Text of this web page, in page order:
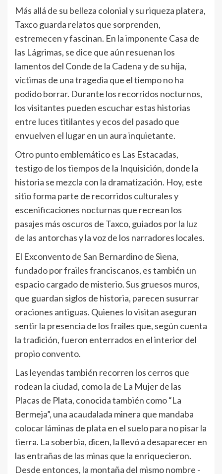
Más allá de su belleza colonial y su riqueza platera,
Taxco guarda relatos que sorprenden,
estremecen y fascinan. En la imponente Casa de
las Lágrimas, se dice que aún resuenan los
lamentos del Conde de la Cadena y de su hija,
víctimas de una tragedia que el tiempo no ha
podido borrar. Durante los recorridos nocturnos,
los visitantes pueden escuchar estas historias
entre luces titilantes y ecos del pasado que
envuelven el lugar en un aura inquietante.
Otro punto emblemático es Las Estacadas,
testigo de los tiempos de la Inquisición, donde la
historia se mezcla con la dramatización. Hoy, este
sitio forma parte de recorridos culturales y
escenificaciones nocturnas que recrean los
pasajes más oscuros de Taxco, guiados por la luz
de las antorchas y la voz de los narradores locales.
El Exconvento de San Bernardino de Siena,
fundado por frailes franciscanos, es también un
espacio cargado de misterio. Sus gruesos muros,
que guardan siglos de historia, parecen susurrar
oraciones antiguas. Quienes lo visitan aseguran
sentir la presencia de los frailes que, según cuenta
la tradición, fueron enterrados en el interior del
propio convento.
Las leyendas también recorren los cerros que
rodean la ciudad, como la de La Mujer de las
Placas de Plata, conocida también como “La
Bermeja”, una acaudalada minera que mandaba
colocar láminas de plata en el suelo para no pisar la
tierra. La soberbia, dicen, la llevó a desaparecer en
las entrañas de las minas que la enriquecieron.
Desde entonces, la montaña del mismo nombre -